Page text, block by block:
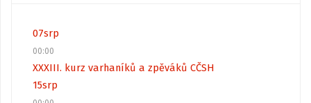
07srp
00:00
XXXIII. kurz varhaníků a zpěváků CČSH
15srp